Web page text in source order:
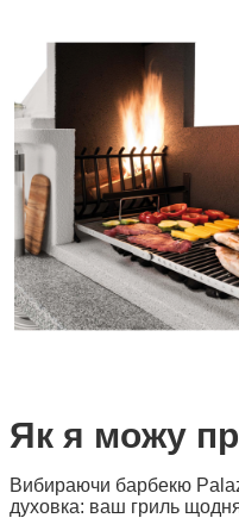
Як я можу
Вибираючи барбекю
духовка: ваш гриль